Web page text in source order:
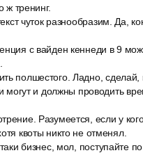
ж тренинг.
чуток разнообразим. Да,
с вайден кеннеди в 9
полшестого. Ладно, сделай,
могут и должны проводить
Разумеется, если у
квоты никто не отменял.
бизнес, мол, поступайте